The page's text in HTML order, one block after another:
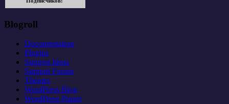
Blogroll
Documentation
Plugins
Suggest Ideas
Support Forum
Themes
WordPress Blog
WordPress Planet